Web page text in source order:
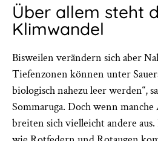
Über allem steht
Klimwandel
Bisweilen verändern sich aber
Tiefenzonen können unter
biologisch nahezu leer werden“,
Sommaruga. Doch wenn
breiten sich vielleicht andere